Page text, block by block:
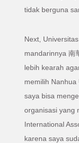
tidak berguna
Next,
mandarinnya 南
lebih kearah
memilih
saya bisa
organisasi yang
International
karena saya